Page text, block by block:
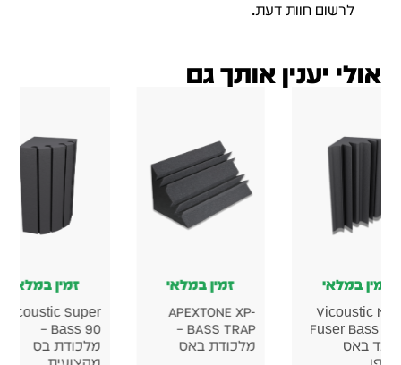
לרשום חוות דעת.
אולי יענין אותך גם
זמין במלאי
Vicoustic
Fuser Bass
באס
זמין במלאי
APEXTONE XP-
BASS TRAP –
מלכודת באס
זמין במלאי
Vicoustic Super
Bass 90 –
מלכודת בס